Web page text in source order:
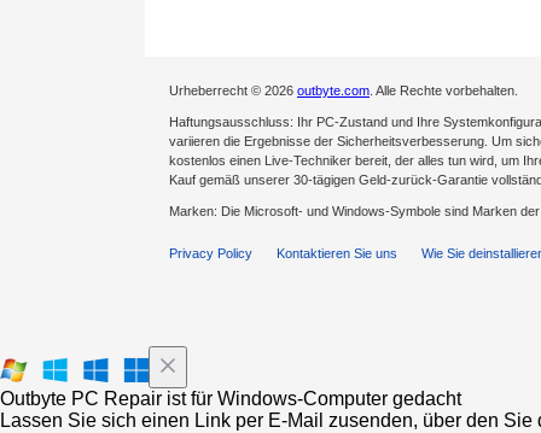
Urheberrecht © 2026 outbyte.com . Alle Rechte vorbehalten.
Haftungsausschluss: Ihr PC-Zustand und Ihre
variieren die Ergebnisse der Sicherheitsverbesserung. Um
kostenlos einen Live-Techniker bereit, der alles tun wird, um
Kauf gemäß unserer 30-tägigen Geld-zurück-Garantie
Marken: Die Microsoft- und Windows-Symbole sind Marken
Privacy Policy Kontaktieren Sie uns Wie Sie
Outbyte PC Repair ist für Windows-Computer gedacht
Lassen Sie sich einen Link per E-Mail zusenden, über den